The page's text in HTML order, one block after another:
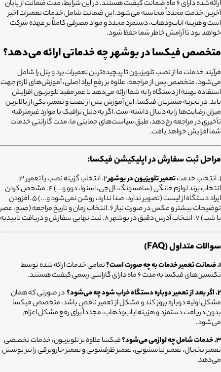
ارائه‌شده دارای ۶ ماه ضمانت کیفیت هستند. در این شرایط، مدت ضمانت از پایان
آخرین خدمت مجدداً محاسبه می‌شود. این ضمانت شامل خدمات تعمیرات اخیر
است و هزینه ایاب‌وذهاب، دستمزد مجدد و مواد مصرفی کاملاً بر عهده شرکت
خواهد بود تا آرامش خاطر شما حفظ شود.
متخصص فیکسا در بوشهر چه خدماتی ارائه می‌دهد؟
فرآیند خدمات ما از نصب تلویزیون تا پیچیده‌ترین تعمیرات برد و پنل را شامل
می‌شود. متخصص پس از مراجعه، علاوه بر رفع ایراد اصلی، آموزش‌های لازم جهت
استفاده بهینه از دستگاه را به شما ارائه می‌دهد تا عمر مفید تلویزیون افزایش
یابد. در تجربه مشتریان فیکسا، این آموزش پس از نصب و تعمیر، یکی از بالاترین
میزان رضایت‌ها را به دنبال داشته است. اگر به دلیل ترافیک یا موارد غیرمترقبه
تأخیری در مراجعه رخ دهد، طبق سیاست‌های حمایتی ما، مدت گارانتی خدمات
شما افزایش خواهد یافت.
مراحل ثبت سفارش در اپلیکیشن فیکسا:
۱. انتخاب خدمت تعمیر تلویزیون در بوشهر
۲. انتخاب گزینه نصب یا تعمیر ۳.
انتخاب برند لوازم خانگی (سامسونگ، ال‌جی، اسنوا، دوو و...) ۴. مشخص کردن
ایراد دستگاه از لیست (تصویر ندارد، صدا ندارد، روشن نمی‌شود و...) ۵. افزودن
توضیحات بیشتر و عکس در صورت نیاز ۶. انتخاب زمان و تاریخ مراجعه (صبح، عصر
یا شب) ۷. انتخاب آدرس دقیق در بوشهر ۸. ثبت نهایی سفارش و دریافت تاییدیه
سوالات متداول (FAQ)
۱. ضمانت تعمیر خدمات به چه صورت است؟
تمامی خدمات ارائه شده توسط
تکنسین‌های فیکسا به مدت ۶ ماه دارای گارانتی رسمی کیفیت هستند.
۲. اگر بعد از تعمیر دوباره دستگاه خراب شود چه می‌شود؟
در صورتی که همان
مشکل اولیه دوباره بروز کند و مشکل از تعمیر ناقص باشد، متخصص فیکسا
بدون دریافت دستمزد و هزینه ایاب‌وذهاب، مجدداً برای رفع مشکل اعزام
می‌شود.
۳. خدمات شامل چه لوازمی می‌شود؟
فیکسا علاوه بر تلویزیون، خدمات تخصصی
تعمیر یخچال، تعمیر لباسشویی، تعمیر ظرفشویی و تعمیر جاروبرقی را نیز پوشش
می‌دهد.